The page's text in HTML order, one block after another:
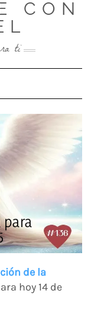
CON
ti
para
de la
hoy 14 de